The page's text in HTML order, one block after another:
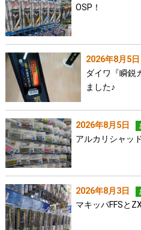
OSP！
2026年8月5日
ダイワ『瞬
ました♪
2026年8月5日
アルカリシャッ
2026年8月3日
マキッパFFSと